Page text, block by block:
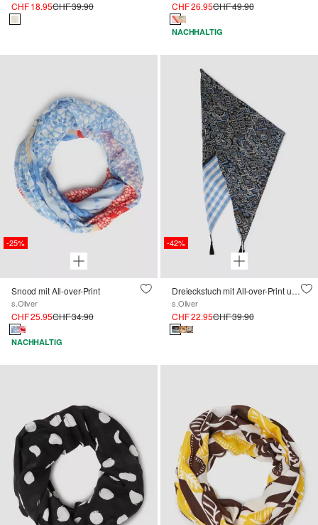
CHF 18.95CHF 39.90 CHF 26.95CHF 49.90
NACHHALTIG
-25%
Snood mit All-over-Print
s.Oliver
CHF 25.95CHF 34.90
NACHHALTIG
-42%
Dreieckstuch mit All-over-Print und Quasten
s.Oliver
CHF 22.95CHF 39.90